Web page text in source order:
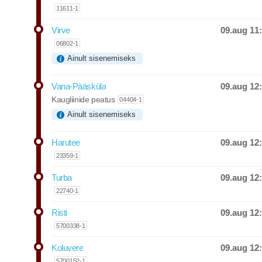
11611-1
Virve Departure time
09.aug
06802-1
Ainult sisenemiseks
Vana-Pääsküla Departure time
09.aug
Kaugliinide peatus 04404-1
Ainult sisenemiseks
Harutee Departure time
09.aug
23359-1
Turba Departure time
09.aug
22740-1
Risti Departure time
09.aug
5700338-1
Koluvere Departure time
09.aug